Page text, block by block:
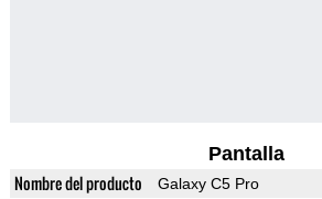
Pantalla
Nombre del producto Galaxy C5 Pro